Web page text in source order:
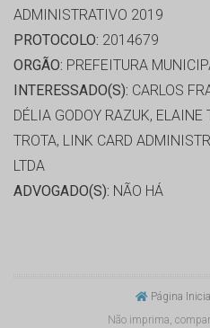
ADMINISTRATIVO 2019
PROTOCOLO: 2014679
ORGÃO: PREFEITURA
INTERESSADO(S): CARLOS
DÉLIA GODOY RAZUK, ELAINE
TROTA, LINK CARD
LTDA
ADVOGADO(S): NÃO HÁ
Página Inicial
Não imprima,